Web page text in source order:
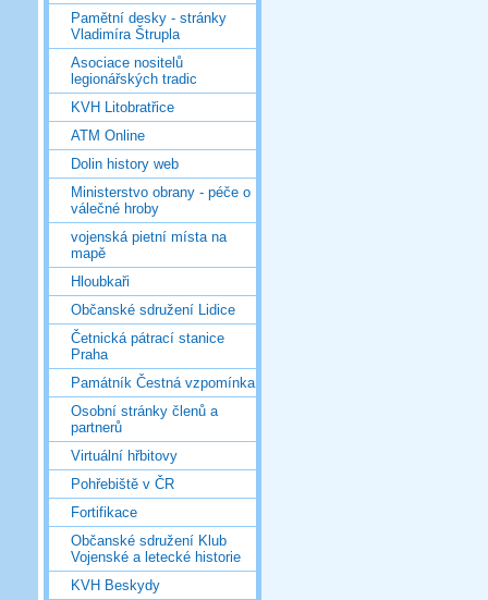
Pamětní desky - stránky
Vladimíra Štrupla
Asociace nositelů
legionářských tradic
KVH Litobratřice
ATM Online
Dolin history web
Ministerstvo obrany - péče o
válečné hroby
vojenská pietní místa na
mapě
Hloubkaři
Občanské sdružení Lidice
Četnická pátrací stanice
Praha
Památník Čestná vzpomínka
Osobní stránky členů a
partnerů
Virtuální hřbitovy
Pohřebiště v ČR
Fortifikace
Občanské sdružení Klub
Vojenské a letecké historie
KVH Beskydy